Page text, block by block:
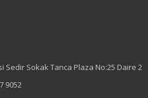
Sokak Tanca Plaza No:25 Daire 2
9052